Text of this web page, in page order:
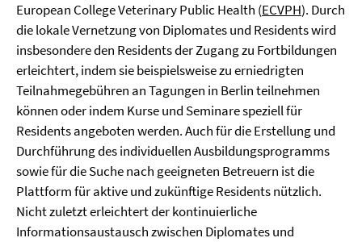
European College Veterinary Public Health (ECVPH). Durch
die lokale Vernetzung von Diplomates und Residents wird
insbesondere den Residents der Zugang zu Fortbildungen
erleichtert, indem sie beispielsweise zu erniedrigten
Teilnahmegebühren an Tagungen in Berlin teilnehmen
können oder indem Kurse und Seminare speziell für
Residents angeboten werden. Auch für die Erstellung und
Durchführung des individuellen Ausbildungsprogramms
sowie für die Suche nach geeigneten Betreuern ist die
Plattform für aktive und zukünftige Residents nützlich.
Nicht zuletzt erleichtert der kontinuierliche
Informationsaustausch zwischen Diplomates und